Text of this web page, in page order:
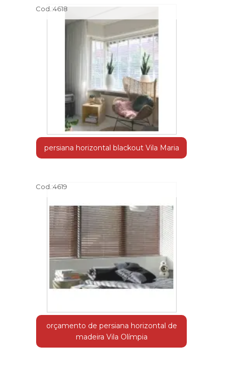
Cod.:4618
persiana horizontal blackout Vila Maria
Cod.:4619
orçamento de persiana horizontal de
madeira Vila Olímpia